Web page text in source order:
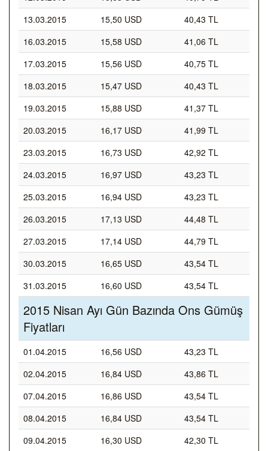
13.03.2015
15,50 USD
40,43 TL
16.03.2015
15,58 USD
41,06 TL
17.03.2015
15,56 USD
40,75 TL
18.03.2015
15,47 USD
40,43 TL
19.03.2015
15,88 USD
41,37 TL
20.03.2015
16,17 USD
41,99 TL
23.03.2015
16,73 USD
42,92 TL
24.03.2015
16,97 USD
43,23 TL
25.03.2015
16,94 USD
43,23 TL
26.03.2015
17,13 USD
44,48 TL
27.03.2015
17,14 USD
44,79 TL
30.03.2015
16,65 USD
43,54 TL
31.03.2015
16,60 USD 43,54 TL
2015 Nisan Ayı Gün Bazında Ons Gümüş
Fiyatları
01.04.2015 16,56 USD
43,23 TL
02.04.2015
16,84 USD
43,86 TL
07.04.2015
16,86 USD
43,54 TL
08.04.2015
16,84 USD
43,54 TL
09.04.2015
16,30 USD
42,30 TL